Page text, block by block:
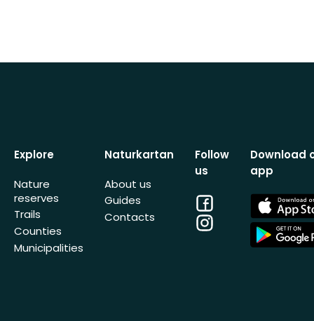
Explore
Nature
reserves
Trails
Counties
Municipalities
Naturkartan
About us
Guides
Contacts
Follow
us
Facebook
Instagram
Download
app
App
Store
App
Store